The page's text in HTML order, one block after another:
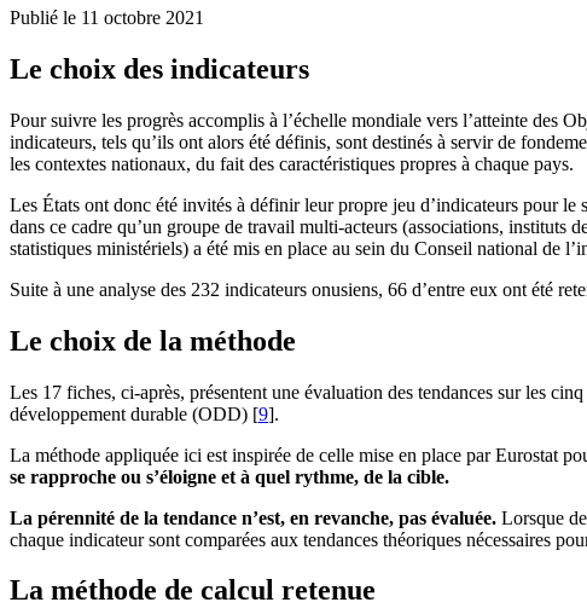
Publié le 11 octobre 2021
Le choix des indicateurs
Pour suivre les progrès accomplis à l’échelle mondiale vers l’atteinte des
indicateurs, tels qu’ils ont alors été définis, sont destinés à servir de
les contextes nationaux, du fait des caractéristiques propres à chaque pays.
Les États ont donc été invités à définir leur propre jeu d’indicateurs pour
dans ce cadre qu’un groupe de travail multi-acteurs (associations, instituts
statistiques ministériels) a été mis en place au sein du Conseil national de
Suite à une analyse des 232 indicateurs onusiens, 66 d’entre eux ont été
Le choix de la méthode
Les 17 fiches, ci-après, présentent une évaluation des tendances sur les
développement durable (ODD) [9].
La méthode appliquée ici est inspirée de celle mise en place par Eurostat
se rapproche ou s’éloigne et à quel rythme, de la cible.
La pérennité de la tendance n’est, en revanche, pas évaluée. Lorsque
chaque indicateur sont comparées aux tendances théoriques nécessaires
La méthode de calcul retenue